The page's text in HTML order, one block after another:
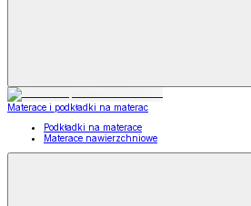
Materace i podkładki na materac
Podkładki na materace
Materace nawierzchniowe